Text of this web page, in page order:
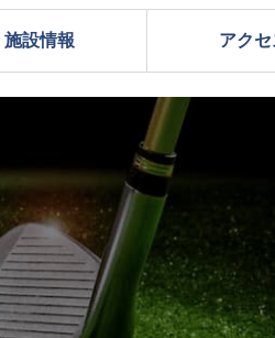
施設情報 アクセ